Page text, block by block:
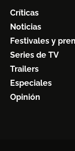
Críticas
Noticias
Festivales y
Series de TV
Trailers
Especiales
Opinión